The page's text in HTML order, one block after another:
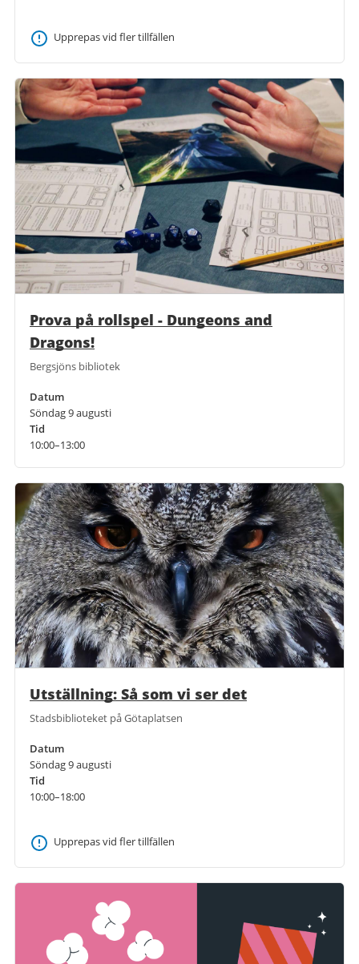
Upprepas vid fler tillfällen
Prova på rollspel - Dungeons and
Dragons!
Bergsjöns bibliotek
Datum
Söndag 9 augusti
Tid
10:00–13:00
Utställning: Så som vi ser det
Stadsbiblioteket på Götaplatsen
Datum
Söndag 9 augusti
Tid
10:00–18:00
Upprepas vid fler tillfällen